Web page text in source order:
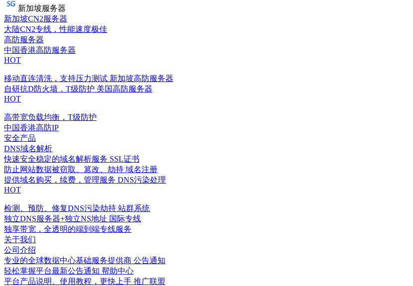
新加坡服务器
新加坡CN2服务器
大陆CN2专线，性能速度极佳
高防服务器
中国香港高防服务器
HOT
移动直连清洗，支持压力测试 新加坡高防服务器
自研抗D防火墙，T级防护 美国高防服务器
HOT
高带宽负载均衡，T级防护
中国香港高防IP
安全产品
DNS域名解析
快速安全稳定的域名解析服务 SSL证书
防止网站数据被窃取、篡改、劫持 域名注册
提供域名购买，续费，管理服务 DNS污染处理
HOT
检测、预防、修复DNS污染劫持 站群系统
独立DNS服务器+独立NS地址 国际专线
独享带宽，全透明的端到端专线服务
关于我们
公司介绍
专业的全球数据中心基础服务提供商 公告通知
轻松掌握平台最新公告通知 帮助中心
平台产品说明、使用教程，更快上手 推广联盟